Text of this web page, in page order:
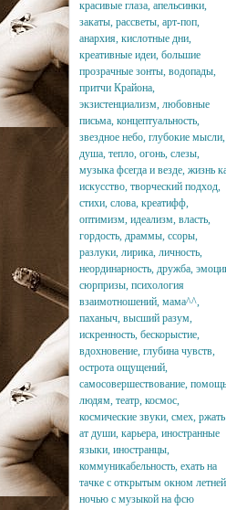
красивые глаза, апельсинки,
закаты, рассветы, арт-поп,
анархия, кислотные дни,
креативные идеи, большие
прозрачные зонты, водопады,
притчи Крайона,
экзистенциализм, любовные
письма, концептуальность,
звездное небо, глубокие мысли,
душа, тепло, огонь, слезы,
музыка фсегда и везде, жизнь
искусство, творческий подход,
стихи, слова, креатифф,
оптимизм, идеализм, власть,
гордость, драммы, ссоры,
разлуки, лирика, личность,
неординарность, дружба,
сюрпризы, психология
взаимотношений, мама^^,
паханыч, высший разум,
искренность, бескорыстие,
вдохновение, глубина чувств,
острота ощущений,
самосовершествование, помощь
людям, театр, космос,
космические звуки, смех, ржать
ат души, карьера, иностранные
языки, иностранцы,
коммуникабельность, ехать на
тачке с открытым окном летней
ночью с музыкой на фсю